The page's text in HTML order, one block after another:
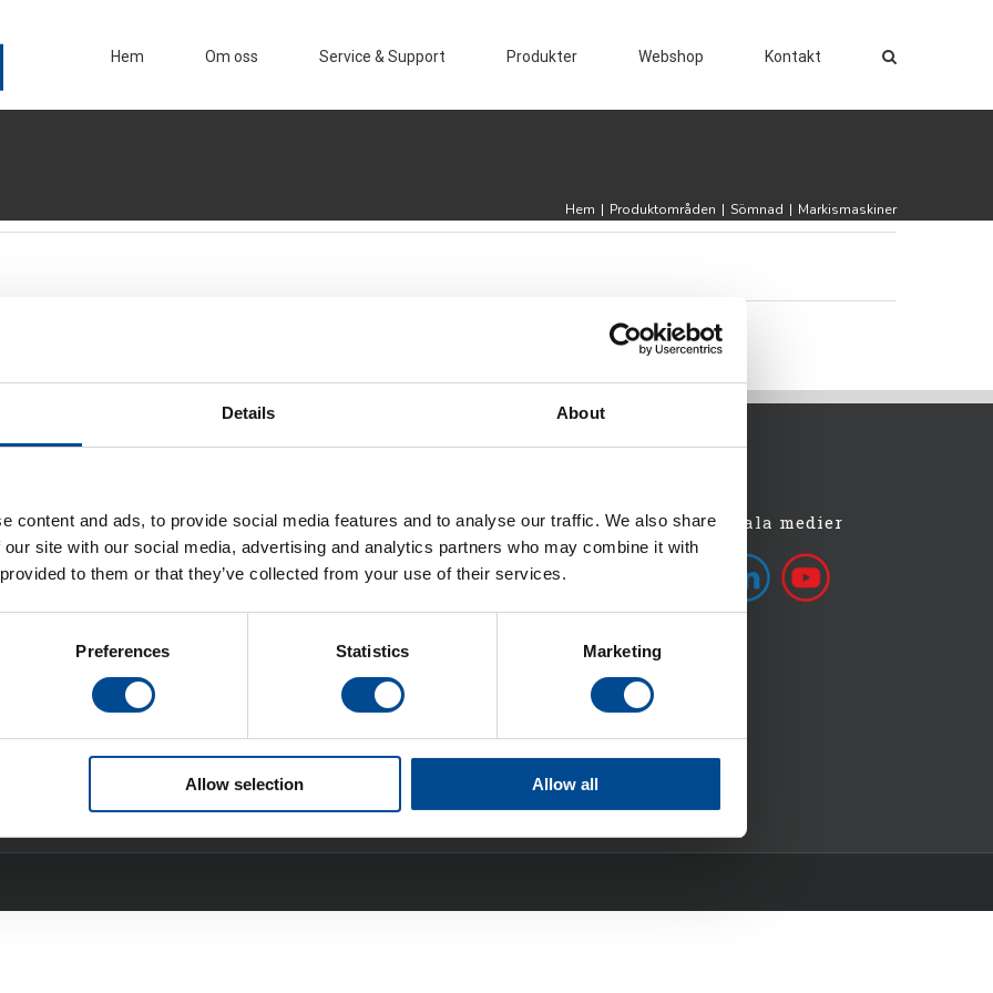
Details About
content and ads, to provide social media features and to analyse our traffic. We also share
site with our social media, advertising and analytics partners who may combine it with
to them or that they’ve collected from your use of their services.
Preferences Statistics Marketing
Allow selection Allow all
Hem Om oss Service & Support Produkter Webshop Kontakt
Hem | Produktområden | Sömnad | Markismaskiner
och leveransadresser:
7
Tele:
+46 33 17 88 00
Email:
info@acgnystrom.se
Integritetspolicy:
Klicka här för vårIntegritetspolicy
Följ oss på sociala medier